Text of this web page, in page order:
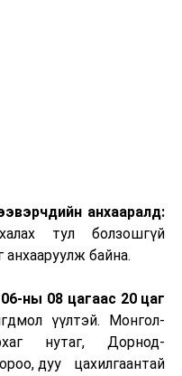
анхааралд:
тул болзошгүй
байна.
ны 08 цагаас 20 цаг
үүлтэй. Монгол-
нутаг, Дорнод-
дуу цахилгаантай